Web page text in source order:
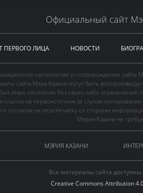
Официальный сайт
ПЕРВОГО ЛИЦА НОВОСТИ
наполнение и сопровождение сайта
сайта Мэра Казани могут быть
иных носителях без каких-либо
ссылка на первоисточник (в случае
согласия на перепечатку со стороны
Мэрии Казани не
МЭРИЯ КАЗАНИ
Все материалы сайта
Creative Commons Attribution